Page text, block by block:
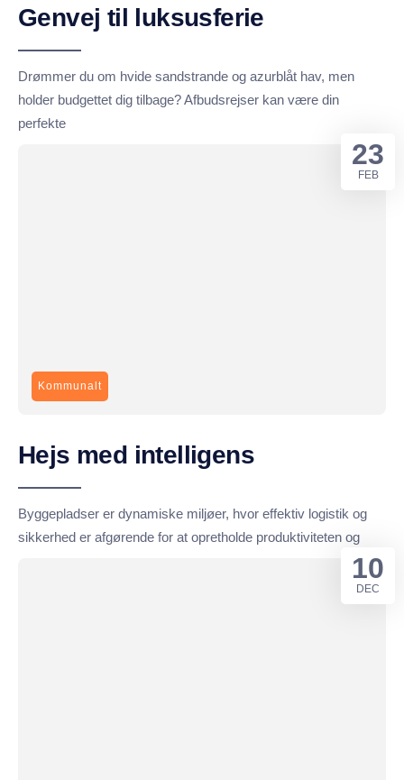
Genvej til luksusferie
Drømmer du om hvide sandstrande og azurblåt hav, men
holder budgettet dig tilbage? Afbudsrejser kan være din
perfekte
Kommunalt
Hejs med intelligens
Byggepladser er dynamiske miljøer, hvor effektiv logistik og
sikkerhed er afgørende for at opretholde produktiviteten og
23
FEB
10
DEC